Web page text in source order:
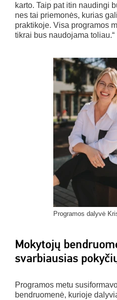
karto. Taip pat itin naudingi
nes tai priemonės, kurias
praktikoje. Visa programos
tikrai bus naudojama toliau.“
Programos dalyvė
Mokytojų
svarbiausias
Programos metu
bendruomenė, kurioje